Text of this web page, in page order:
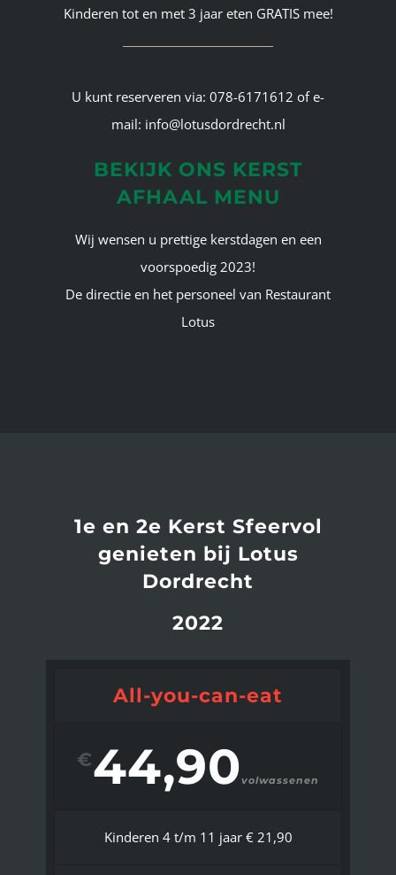
Kinderen tot en met 3 jaar eten GRATIS mee!
U kunt reserveren via: 078-6171612 of e-
mail: info@lotusdordrecht.nl
BEKIJK ONS KERST
AFHAAL MENU
Wij wensen u prettige kerstdagen en een
voorspoedig 2023!
De directie en het personeel van Restaurant
Lotus
1e en 2e Kerst Sfeervol
genieten bij Lotus
Dordrecht
2022
All-you-can-eat
€44,90volwassenen
Kinderen 4 t/m 11 jaar € 21,90